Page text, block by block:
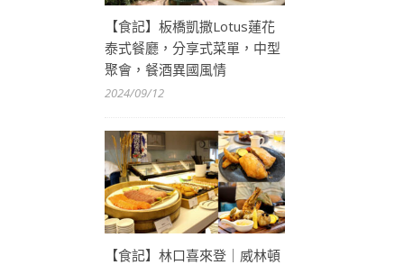
【食記】板橋凱撒Lotus蓮花
泰式餐廳，分享式菜單，中型
聚會，餐酒異國風情
2024/09/12
【食記】林口喜來登｜威林頓